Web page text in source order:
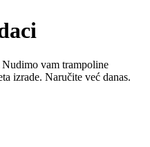
vam trampoline
izrade. Naručite već danas.